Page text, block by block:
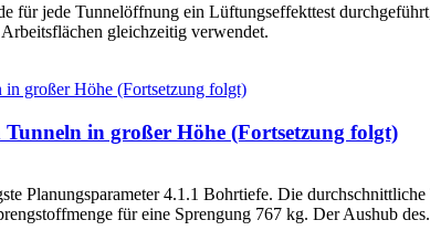
für jede Tunnelöffnung ein Lüftungseffekttest
gleichzeitig verwendet.
in großer Höhe (Fortsetzung folgt)
Planungsparameter 4.1.1 Bohrtiefe. Die
für eine Sprengung 767 kg. Der Aushub